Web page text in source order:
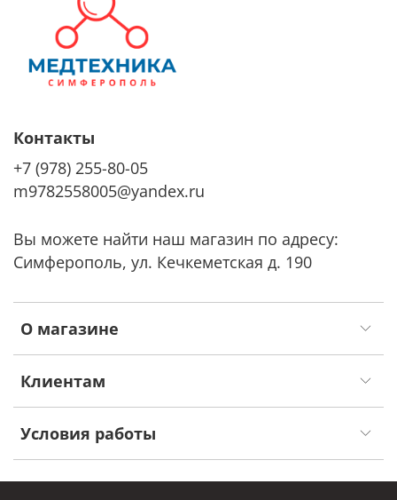
О магазине
Клиентам
Условия работы
Контакты
+7 (978) 255-80-05
m9782558005@yandex.ru
Вы можете найти наш магазин по адресу:
Симферополь, ул. Кечкеметская д. 190